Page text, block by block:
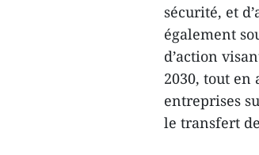
sécurité, et
également
d’action
2030, tout
entreprises
le transfert